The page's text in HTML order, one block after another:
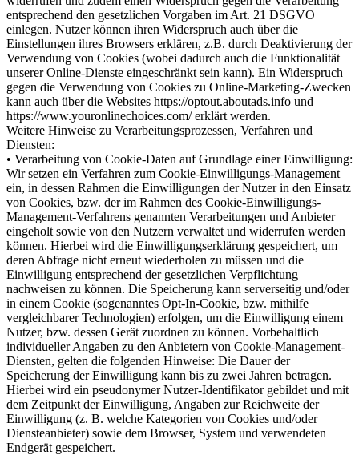
entsprechend den gesetzlichen Vorgaben im Art. 21 DSGVO
einlegen. Nutzer können ihren Widerspruch auch über die
Einstellungen ihres Browsers erklären, z.B. durch Deaktivierung der
Verwendung von Cookies (wobei dadurch auch die Funktionalität
unserer Online-Dienste eingeschränkt sein kann). Ein Widerspruch
gegen die Verwendung von Cookies zu Online-Marketing-Zwecken
kann auch über die Websites https://optout.aboutads.info und
https://www.youronlinechoices.com/ erklärt werden.
Weitere Hinweise zu Verarbeitungsprozessen, Verfahren und
Diensten:
• Verarbeitung von Cookie-Daten auf Grundlage einer Einwilligung:
Wir setzen ein Verfahren zum Cookie-Einwilligungs-Management
ein, in dessen Rahmen die Einwilligungen der Nutzer in den Einsatz
von Cookies, bzw. der im Rahmen des Cookie-Einwilligungs-
Management-Verfahrens genannten Verarbeitungen und Anbieter
eingeholt sowie von den Nutzern verwaltet und widerrufen werden
können. Hierbei wird die Einwilligungserklärung gespeichert, um
deren Abfrage nicht erneut wiederholen zu müssen und die
Einwilligung entsprechend der gesetzlichen Verpflichtung
nachweisen zu können. Die Speicherung kann serverseitig und/oder
in einem Cookie (sogenanntes Opt-In-Cookie, bzw. mithilfe
vergleichbarer Technologien) erfolgen, um die Einwilligung einem
Nutzer, bzw. dessen Gerät zuordnen zu können. Vorbehaltlich
individueller Angaben zu den Anbietern von Cookie-Management-
Diensten, gelten die folgenden Hinweise: Die Dauer der
Speicherung der Einwilligung kann bis zu zwei Jahren betragen.
Hierbei wird ein pseudonymer Nutzer-Identifikator gebildet und mit
dem Zeitpunkt der Einwilligung, Angaben zur Reichweite der
Einwilligung (z. B. welche Kategorien von Cookies und/oder
Diensteanbieter) sowie dem Browser, System und verwendeten
Endgerät gespeichert.